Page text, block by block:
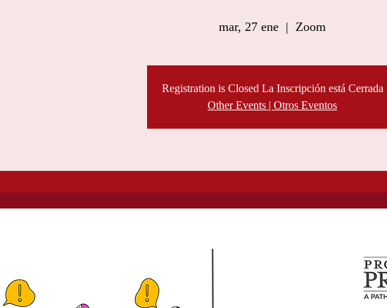
mar, 27 ene
  |
Zoom
Registration is Closed La Inscripción está Cerrada
Other Events | Otros Eventos